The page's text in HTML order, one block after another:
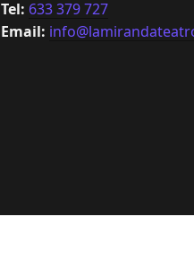
Tel: 633 379 727
Email: